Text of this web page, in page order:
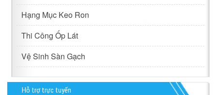
Hạng Mục Keo Ron
Thi Công Ốp Lát
Vệ Sinh Sàn Gạch
Hỗ trợ trực tuyến